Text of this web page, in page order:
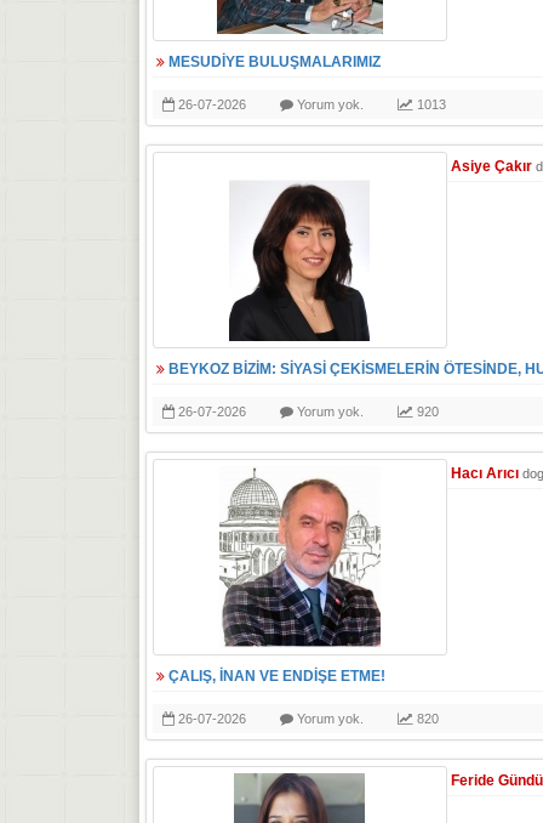
MESUDİYE BULUŞMALARIMIZ
26-07-2026 Yorum yok. 1013
Asiye Çakır
BEYKOZ BİZİM: SİYASİ ÇEKİSMELERİN ÖTESİNDE,
26-07-2026 Yorum yok. 920
Hacı Arıcı
ÇALIŞ, İNAN VE ENDİŞE ETME!
26-07-2026 Yorum yok. 820
Feride